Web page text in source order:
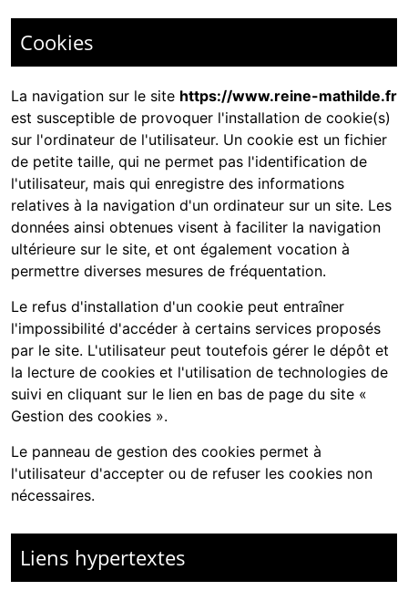
Cookies
La navigation sur le site https://www.reine-mathilde.fr
est susceptible de provoquer l'installation de cookie(s)
sur l'ordinateur de l'utilisateur. Un cookie est un fichier
de petite taille, qui ne permet pas l'identification de
l'utilisateur, mais qui enregistre des informations
relatives à la navigation d'un ordinateur sur un site. Les
données ainsi obtenues visent à faciliter la navigation
ultérieure sur le site, et ont également vocation à
permettre diverses mesures de fréquentation.
Le refus d'installation d'un cookie peut entraîner
l'impossibilité d'accéder à certains services proposés
par le site. L'utilisateur peut toutefois gérer le dépôt et
la lecture de cookies et l'utilisation de technologies de
suivi en cliquant sur le lien en bas de page du site «
Gestion des cookies ».
Le panneau de gestion des cookies permet à
l'utilisateur d'accepter ou de refuser les cookies non
nécessaires.
Liens hypertextes